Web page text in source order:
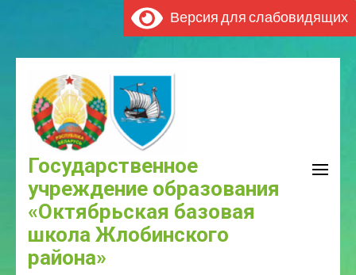
Версия для слабовидящих
Государственное
учреждение образования
«Октябрьская базовая
школа Жлобинского
района»